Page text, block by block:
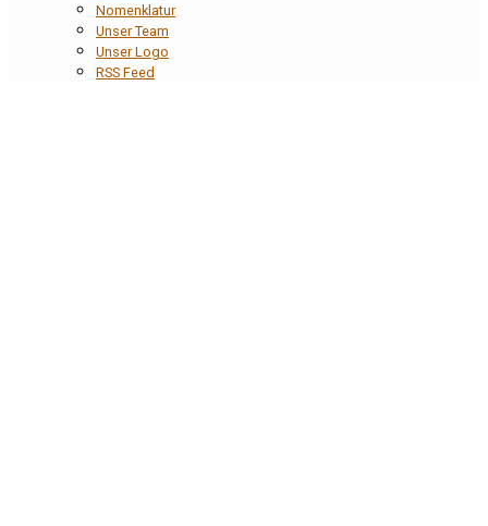
Nomenklatur
Unser Team
Unser Logo
RSS Feed